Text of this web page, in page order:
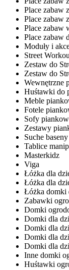
Place zabaw
Place zabaw
Place zabaw
Place zabaw
Moduły i
Street
Zestaw do
Zestaw do
Wewnętrzne
Huśtawki do
Meble
Fotele
Sofy
Zestawy
Suche
Tablice
Masterkidz
Viga
Łóżka dla
Łóżka dla
Łóżka domki
Zabawki
Domki
Domki dla
Domki dla
Domki dla
Domki dla
Inne domki
Huśtawki